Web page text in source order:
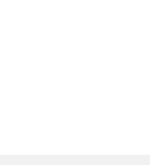
באוקטובר 12/10/2018